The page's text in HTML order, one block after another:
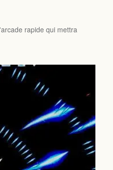
rapide qui mettra